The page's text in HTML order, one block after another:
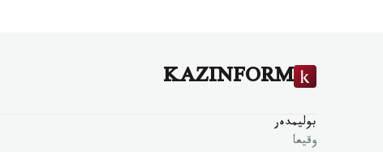
KAZINFORM
بوليمدەر
وقيعا